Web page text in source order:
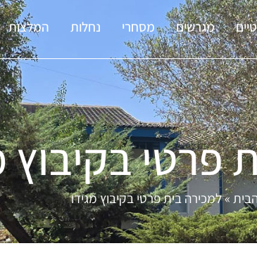
מגרשים מסחרי נחלות המלצות
פרטי בקיבוץ
»למכירה בית פרטי בקיבוץ מגידו